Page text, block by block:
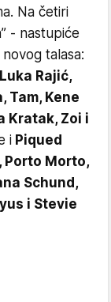
Na četiri
- nastupiće
talasa:
Rajić,
Tam, Kene
Kratak, Zoi i
i Piqued
Porto Morto,
Schund,
i Stevie